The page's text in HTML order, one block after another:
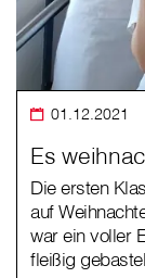
01.12.2021
Es
Die ersten
auf
war ein voller
fleißig